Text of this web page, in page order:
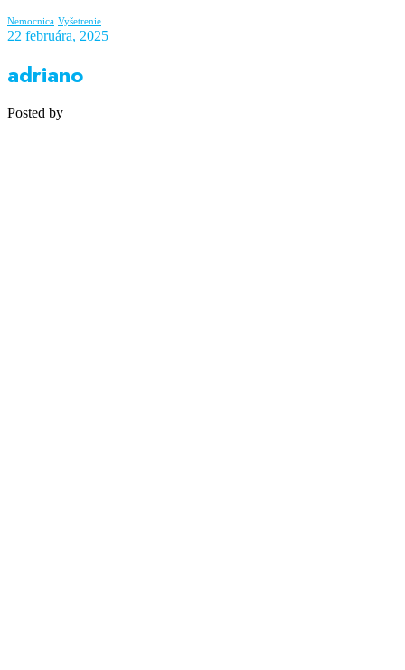
Nemocnica Vyšetrenie
22 februára, 2025
adriano
Posted by